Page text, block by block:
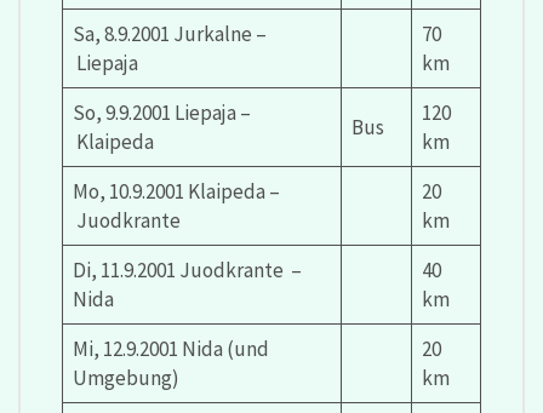
Sa, 8.9.2001 Jurkalne –
Liepaja
70
km
So, 9.9.2001 Liepaja –
Klaipeda
Bus
120
km
Mo, 10.9.2001 Klaipeda –
Juodkrante
20
km
Di, 11.9.2001 Juodkrante –
Nida
40
km
Mi, 12.9.2001 Nida (und
Umgebung)
20
km